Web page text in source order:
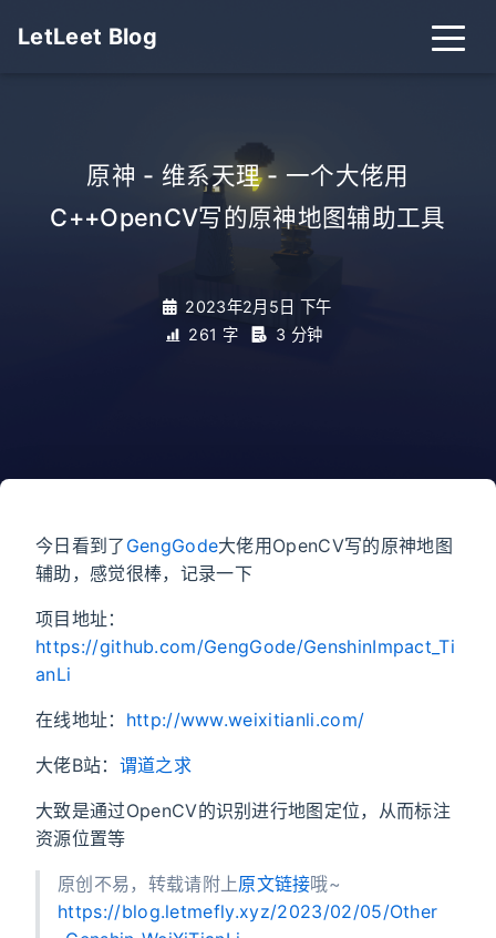
LetLeet Blog
原神 - 维系天理 - 一个大佬用
C++OpenCV写的原神地图辅助工具
2023年2月5日 下午
261 字
3 分钟
今日看到了 GengGode大佬用OpenCV写的原神地图
辅助，感觉很棒，记录一下
项目地址：
https://github.com/GengGode/GenshinImpact_Ti
anLi
在线地址： http://www.weixitianli.com/
大佬B站： 谓道之求
大致是通过OpenCV的识别进行地图定位，从而标注
资源位置等
原创不易，转载请附上原文链接哦~
https://blog.letmefly.xyz/2023/02/05/Other